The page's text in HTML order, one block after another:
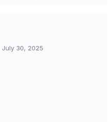
July 30, 2025